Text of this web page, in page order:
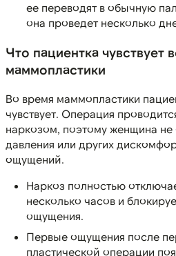
ее переводят в обычную
она проведет несколько
Что пациентка чувствует
маммопластики
Во время маммопластики
чувствует. Операция
наркозом, поэтому женщина не
давления или других
ощущений.
Наркоз полностью
несколько часов и
ощущения.
Первые ощущения после
пластической операции